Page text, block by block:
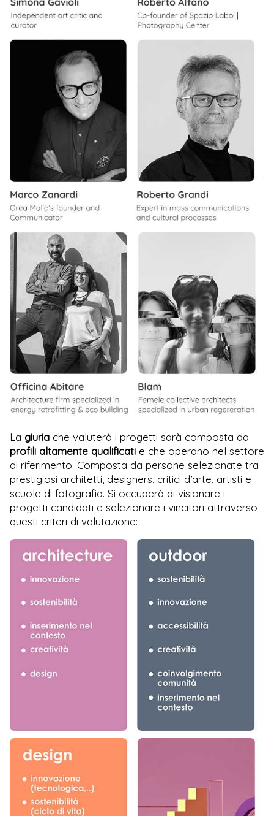
La giuria che valuterà i progetti sarà composta da
profili altamente qualificati e che operano nel settore
di riferimento. Composta da persone selezionate tra
prestigiosi architetti, designers, critici d’arte, artisti e
scuole di fotografia. Si occuperà di visionare i
progetti candidati e selezionare i vincitori attraverso
questi criteri di valutazione: